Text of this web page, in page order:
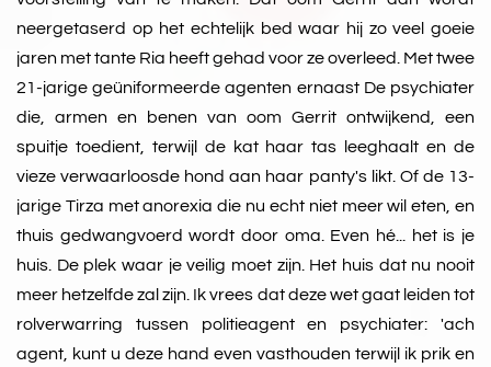
neergetaserd op het echtelijk bed waar hij zo veel goeie
jaren met tante Ria heeft gehad voor ze overleed. Met twee
21-jarige geüniformeerde agenten ernaast De psychiater
die, armen en benen van oom Gerrit ontwijkend, een
spuitje toedient, terwijl de kat haar tas leeghaalt en de
vieze verwaarloosde hond aan haar panty's likt. Of de 13-
jarige Tirza met anorexia die nu echt niet meer wil eten, en
thuis gedwangvoerd wordt door oma. Even hé... het is je
huis. De plek waar je veilig moet zijn. Het huis dat nu nooit
meer hetzelfde zal zijn. Ik vrees dat deze wet gaat leiden tot
rolverwarring tussen politieagent en psychiater: 'ach
agent, kunt u deze hand even vasthouden terwijl ik prik en